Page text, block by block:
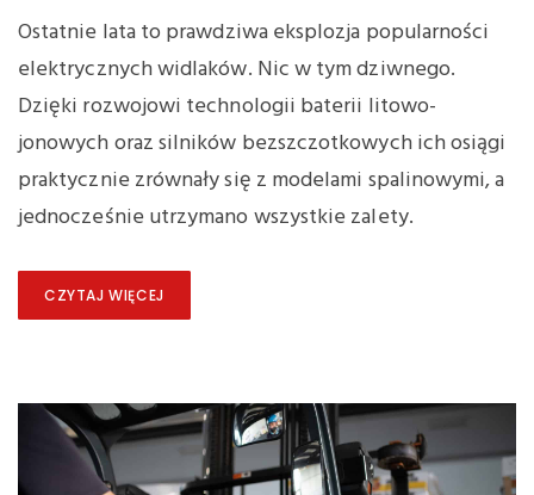
Ostatnie lata to prawdziwa eksplozja popularności
elektrycznych widlaków. Nic w tym dziwnego.
Dzięki rozwojowi technologii baterii litowo-
jonowych oraz silników bezszczotkowych ich osiągi
praktycznie zrównały się z modelami spalinowymi, a
jednocześnie utrzymano wszystkie zalety.
CZYTAJ WIĘCEJ